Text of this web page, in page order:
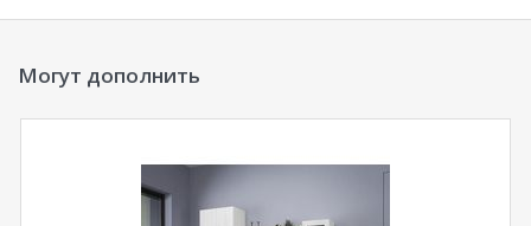
Могут дополнить